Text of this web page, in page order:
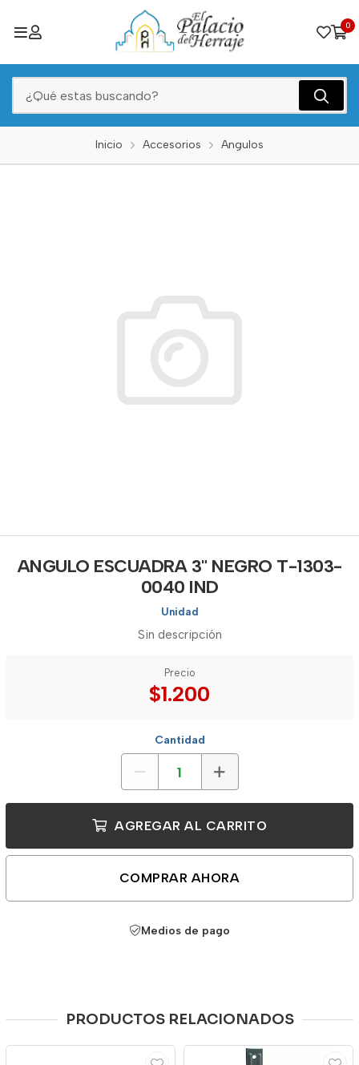
0
Inicio Accesorios Angulos
ANGULO ESCUADRA 3" NEGRO T-1303-
0040 IND
Unidad
Sin descripción
Precio
$1.200
Cantidad
AGREGAR AL CARRITO
COMPRAR AHORA
Medios de pago
PRODUCTOS RELACIONADOS